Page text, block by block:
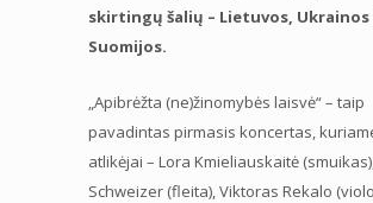
skirtingų šalių – Lietuvos,
Suomijos.
„Apibrėžta (ne)žinomybės laisvė“ – taip
pavadintas pirmasis koncertas,
atlikėjai – Lora Kmieliauskaitė
Schweizer (fleita), Viktoras Rekalo